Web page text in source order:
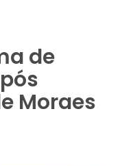
de
Moraes